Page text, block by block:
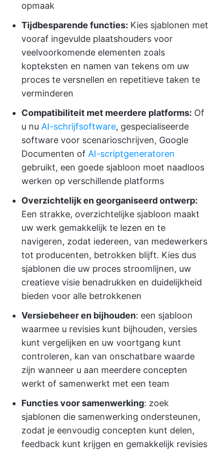
opmaak
Tijdbesparende functies: Kies sjablonen met
vooraf ingevulde plaatshouders voor
veelvoorkomende elementen zoals
kopteksten en namen van tekens om uw
proces te versnellen en repetitieve taken te
verminderen
Compatibiliteit met meerdere platforms: Of
u nu AI-schrijfsoftware, gespecialiseerde
software voor scenarioschrijven, Google
Documenten of AI-scriptgeneratoren
gebruikt, een goede sjabloon moet naadloos
werken op verschillende platforms
Overzichtelijk en georganiseerd ontwerp:
Een strakke, overzichtelijke sjabloon maakt
uw werk gemakkelijk te lezen en te
navigeren, zodat iedereen, van medewerkers
tot producenten, betrokken blijft. Kies dus
sjablonen die uw proces stroomlijnen, uw
creatieve visie benadrukken en duidelijkheid
bieden voor alle betrokkenen
Versiebeheer en bijhouden: een sjabloon
waarmee u revisies kunt bijhouden, versies
kunt vergelijken en uw voortgang kunt
controleren, kan van onschatbare waarde
zijn wanneer u aan meerdere concepten
werkt of samenwerkt met een team
Functies voor samenwerking: zoek
sjablonen die samenwerking ondersteunen,
zodat je eenvoudig concepten kunt delen,
feedback kunt krijgen en gemakkelijk revisies